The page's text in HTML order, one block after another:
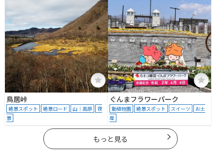
鳥居峠
絶景スポット 絶景ロード 山｜高原
夜
景
ぐんまフラワーパーク
動植物園 絶景スポット スイーツ
お土
産
もっと見る